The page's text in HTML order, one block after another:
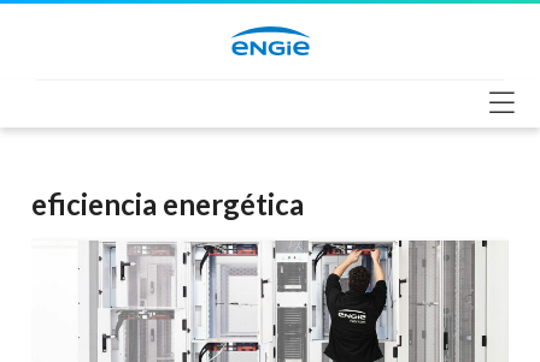
eficiencia energética